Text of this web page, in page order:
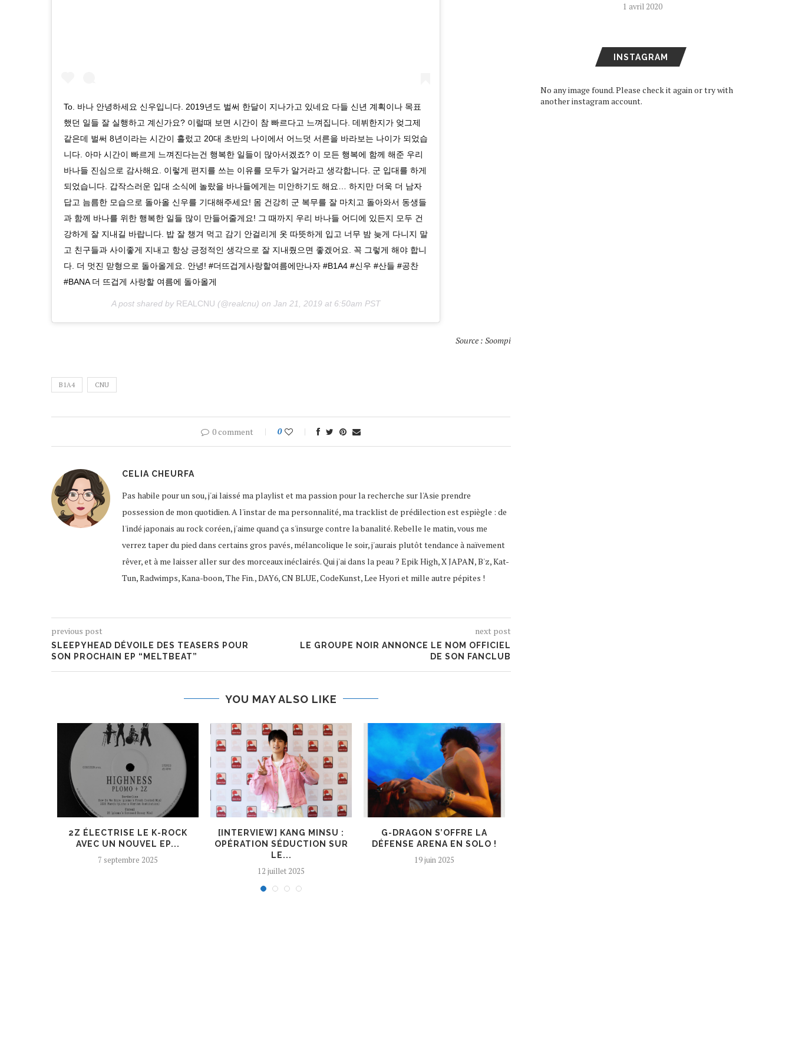
To. 바나 안녕하세요 신우입니다. 2019년도 벌써 한달이 지나가고 있네요 다들 신년 계획이나 목표
했던 일들 잘 실행하고 계신가요? 이럴때 보면 시간이 참 빠르다고 느껴집니다. 데뷔한지가 엊그제
같은데 벌써 8년이라는 시간이 흘렀고 20대 초반의 나이에서 어느덧 서른을 바라보는 나이가 되었습
니다. 아마 시간이 빠르게 느껴진다는건 행복한 일들이 많아서겠죠? 이 모든 행복에 함께 해준 우리
바나들 진심으로 감사해요. 이렇게 편지를 쓰는 이유를 모두가 알거라고 생각합니다. 군 입대를 하게
되었습니다. 갑작스러운 입대 소식에 놀랐을 바나들에게는 미안하기도 해요… 하지만 더욱 더 남자
답고 늠름한 모습으로 돌아올 신우를 기대해주세요! 몸 건강히 군 복무를 잘 마치고 돌아와서 동생들
과 함께 바나를 위한 행복한 일들 많이 만들어줄게요! 그 때까지 우리 바나들 어디에 있든지 모두 건
강하게 잘 지내길 바랍니다. 밥 잘 챙겨 먹고 감기 안걸리게 옷 따뜻하게 입고 너무 밤 늦게 다니지 말
고 친구들과 사이좋게 지내고 항상 긍정적인 생각으로 잘 지내줬으면 좋겠어요. 꼭 그렇게 해야 합니
다. 더 멋진 맏형으로 돌아올게요. 안녕! #더뜨겁게사랑할여름에만나자 #B1A4 #신우 #산들 #공찬
#BANA 더 뜨겁게 사랑할 여름에 돌아올게
A post shared by REALCNU (@realcnu) on Jan 21, 2019 at 6:50am PST
Source : Soompi
B1A4 CNU
0 comment 0
CELIA CHEURFA
Pas habile pour un sou, j'ai laissé ma playlist et ma passion pour la recherche sur l'Asie prendre
possession de mon quotidien. A l'instar de ma personnalité, ma tracklist de prédilection est espiègle : de
l'indé japonais au rock coréen, j'aime quand ça s'insurge contre la banalité. Rebelle le matin, vous me
verrez taper du pied dans certains gros pavés, mélancolique le soir, j'aurais plutôt tendance à naïvement
rêver, et à me laisser aller sur des morceaux inéclairés. Qui j'ai dans la peau ? Epik High, X JAPAN, B'z, Kat-
Tun, Radwimps, Kana-boon, The Fin., DAY6, CN BLUE, CodeKunst, Lee Hyori et mille autre pépites !
previous post
SLEEPYHEAD DÉVOILE DES TEASERS POUR
SON PROCHAIN EP “MELTBEAT”
next post
LE GROUPE NOIR ANNONCE LE NOM OFFICIEL
DE SON FANCLUB
YOU MAY ALSO LIKE
2Z ÉLECTRISE LE K-ROCK
AVEC UN NOUVEL EP...
7 septembre 2025
[INTERVIEW] KANG MINSU :
OPÉRATION SÉDUCTION SUR
LE...
12 juillet 2025
G-DRAGON S’OFFRE LA
DÉFENSE ARENA EN SOLO !
19 juin 2025
1 avril 2020
INSTAGRAM
No any image found. Please check it again or try with
another instagram account.